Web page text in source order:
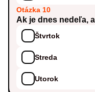
Otázka 10
Ak je dnes nedeľa,
Štvrtok
Streda
Utorok